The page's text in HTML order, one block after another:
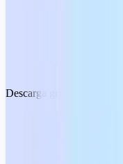
Descarga gratuita